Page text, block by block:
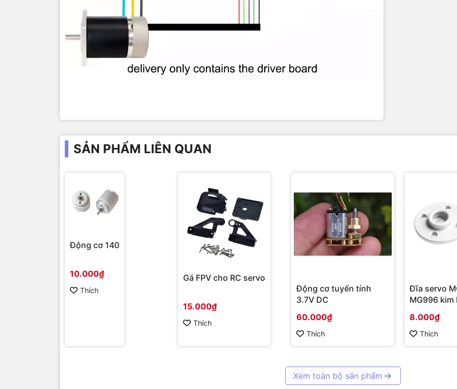
SẢN PHẨM LIÊN QUAN
Động cơ 140
10.000₫
Thích
Gá FPV cho RC servo
15.000₫
Thích
Động cơ tuyến tính
3.7V DC
60.000₫
Thích
Đĩa servo
MG996 kim
8.000₫
Thích
Xem toàn bộ sản phẩm